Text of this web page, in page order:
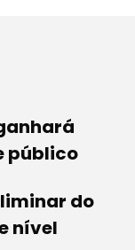
público
do
nível